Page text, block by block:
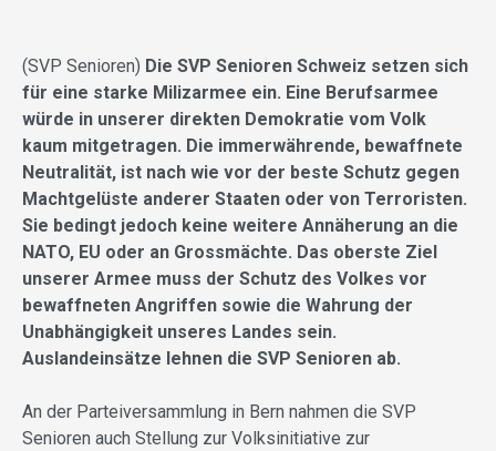
(SVP Senioren) Die SVP Senioren Schweiz setzen sich
für eine starke Milizarmee ein. Eine Berufsarmee
würde in unserer direkten Demokratie vom Volk
kaum mitgetragen. Die immerwährende, bewaffnete
Neutralität, ist nach wie vor der beste Schutz gegen
Machtgelüste anderer Staaten oder von Terroristen.
Sie bedingt jedoch keine weitere Annäherung an die
NATO, EU oder an Grossmächte. Das oberste Ziel
unserer Armee muss der Schutz des Volkes vor
bewaffneten Angriffen sowie die Wahrung der
Unabhängigkeit unseres Landes sein.
Auslandeinsätze lehnen die SVP Senioren ab.
An der Parteiversammlung in Bern nahmen die SVP
Senioren auch Stellung zur Volksinitiative zur